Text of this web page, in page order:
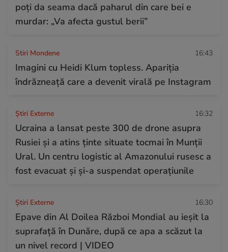
poți da seama dacă paharul din care bei e
murdar: „Va afecta gustul berii”
Stiri Mondene 16:43
Imagini cu Heidi Klum topless. Apariția
îndrăzneață care a devenit virală pe Instagram
Știri Externe 16:32
Ucraina a lansat peste 300 de drone asupra
Rusiei și a atins ținte situate tocmai în Munții
Ural. Un centru logistic al Amazonului rusesc a
fost evacuat și și-a suspendat operațiunile
Știri Externe 16:30
Epave din Al Doilea Război Mondial au ieșit la
suprafață în Dunăre, după ce apa a scăzut la
un nivel record | VIDEO